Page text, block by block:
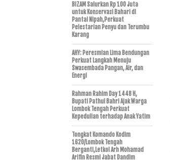
BIZAM Salurkan Rp 100 Juta
untuk Konservasi Bahari di
Pantai Nipah,Perkuat
Pelestarian Penyu dan Terumbu
Karang
AHY: Peresmian Lima Bendungan
Perkuat Langkah Menuju
Swasembada Pangan, Air, dan
Energi
Rahman Rahim Day 1448 H,
Bupati Pathul Bahri Ajak Warga
Lombok Tengah Perkuat
Kepedulian terhadap Anak Yatim
Tongkat Komando Kodim
1620/Lombok Tengah
Berganti,Letkol Arh Mohamad
Arifin Resmi Jabat Dandim